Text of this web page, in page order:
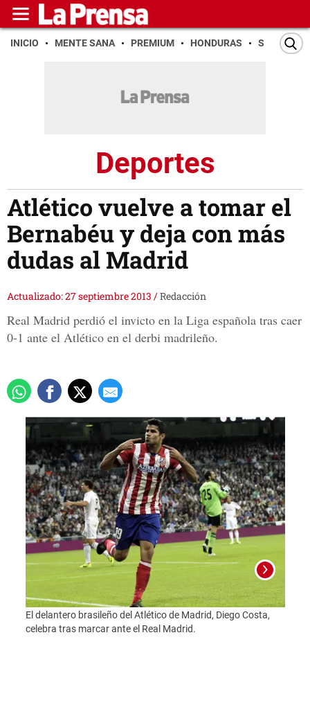
INICIO MENTE SANA PREMIUM HONDURAS SAN PEDRO
Deportes
Atlético vuelve a tomar el
Bernabéu y deja con más
dudas al Madrid
Actualizado: 27 septiembre 2013 /Redacción
Real Madrid perdió el invicto en la Liga española tras caer
0-1 ante el Atlético en el derbi madrileño.
El delantero brasileño del Atlético de Madrid, Diego Costa,
celebra tras marcar ante el Real Madrid.